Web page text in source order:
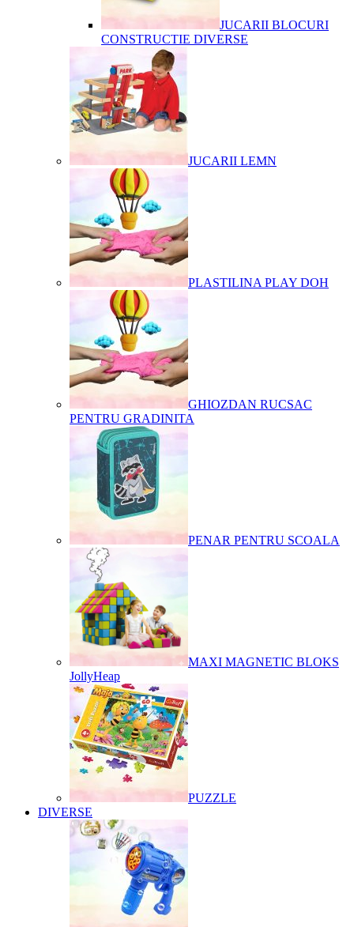
JUCARII BLOCURI
CONSTRUCTIE DIVERSE
JUCARII LEMN
PLASTILINA PLAY DOH
GHIOZDAN RUCSAC
PENTRU GRADINITA
PENAR PENTRU SCOALA
MAXI MAGNETIC BLOKS
JollyHeap
PUZZLE
DIVERSE